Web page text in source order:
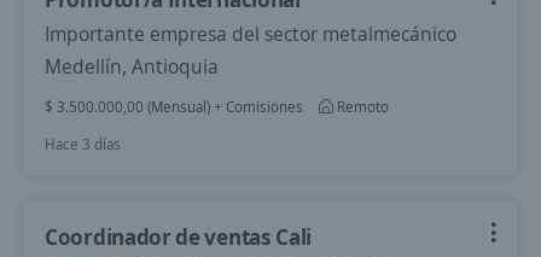
Importante empresa del sector metalmecánico
Medellín, Antioquia
$ 3.500.000,00 (Mensual) + Comisiones
Remoto
Hace 3 días
Coordinador de ventas Cali